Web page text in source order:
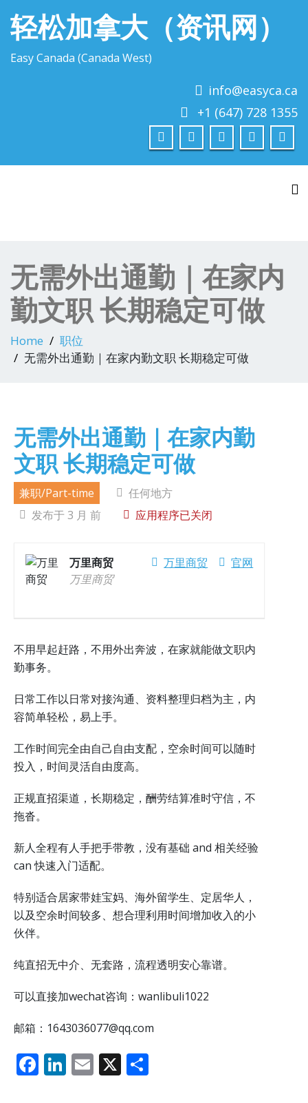
轻松加拿大（资讯网）
Easy Canada (Canada West)
info@easyca.ca
+1 (647) 728 1355
无需外出通勤｜在家内
勤文职 长期稳定可做
Home
职位
无需外出通勤｜在家内勤文职 长期稳定可做
无需外出通勤｜在家内勤
文职 长期稳定可做
兼职/Part-time
任何地方
发布于 3 月 前
应用程序已关闭
官网
万里商贸
万里商贸
万里商贸
不用早起赶路，不用外出奔波，在家就能做文职内
勤事务。
日常工作以日常对接沟通、资料整理归档为主，内
容简单轻松，易上手。
工作时间完全由自己自由支配，空余时间可以随时
投入，时间灵活自由度高。
正规直招渠道，长期稳定，酬劳结算准时守信，不
拖沓。
新人全程有人手把手带教，没有基础 and 相关经验
can 快速入门适配。
特别适合居家带娃宝妈、海外留学生、定居华人，
以及空余时间较多、想合理利用时间增加收入的小
伙伴。
纯直招无中介、无套路，流程透明安心靠谱。
可以直接加wechat咨询：wanlibuli1022
邮箱：1643036077@qq.com
F Li E X